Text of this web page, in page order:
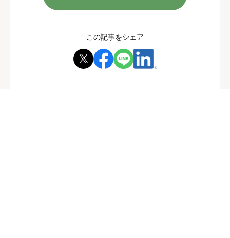
この記事をシェア